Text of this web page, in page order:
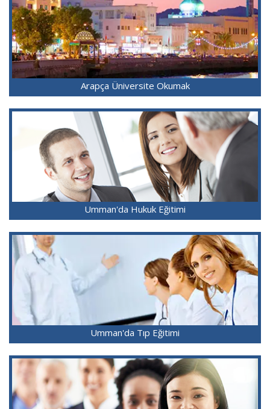
Arapça Üniversite Okumak
Umman'da Hukuk Eğitimi
Umman'da Tıp Eğitimi